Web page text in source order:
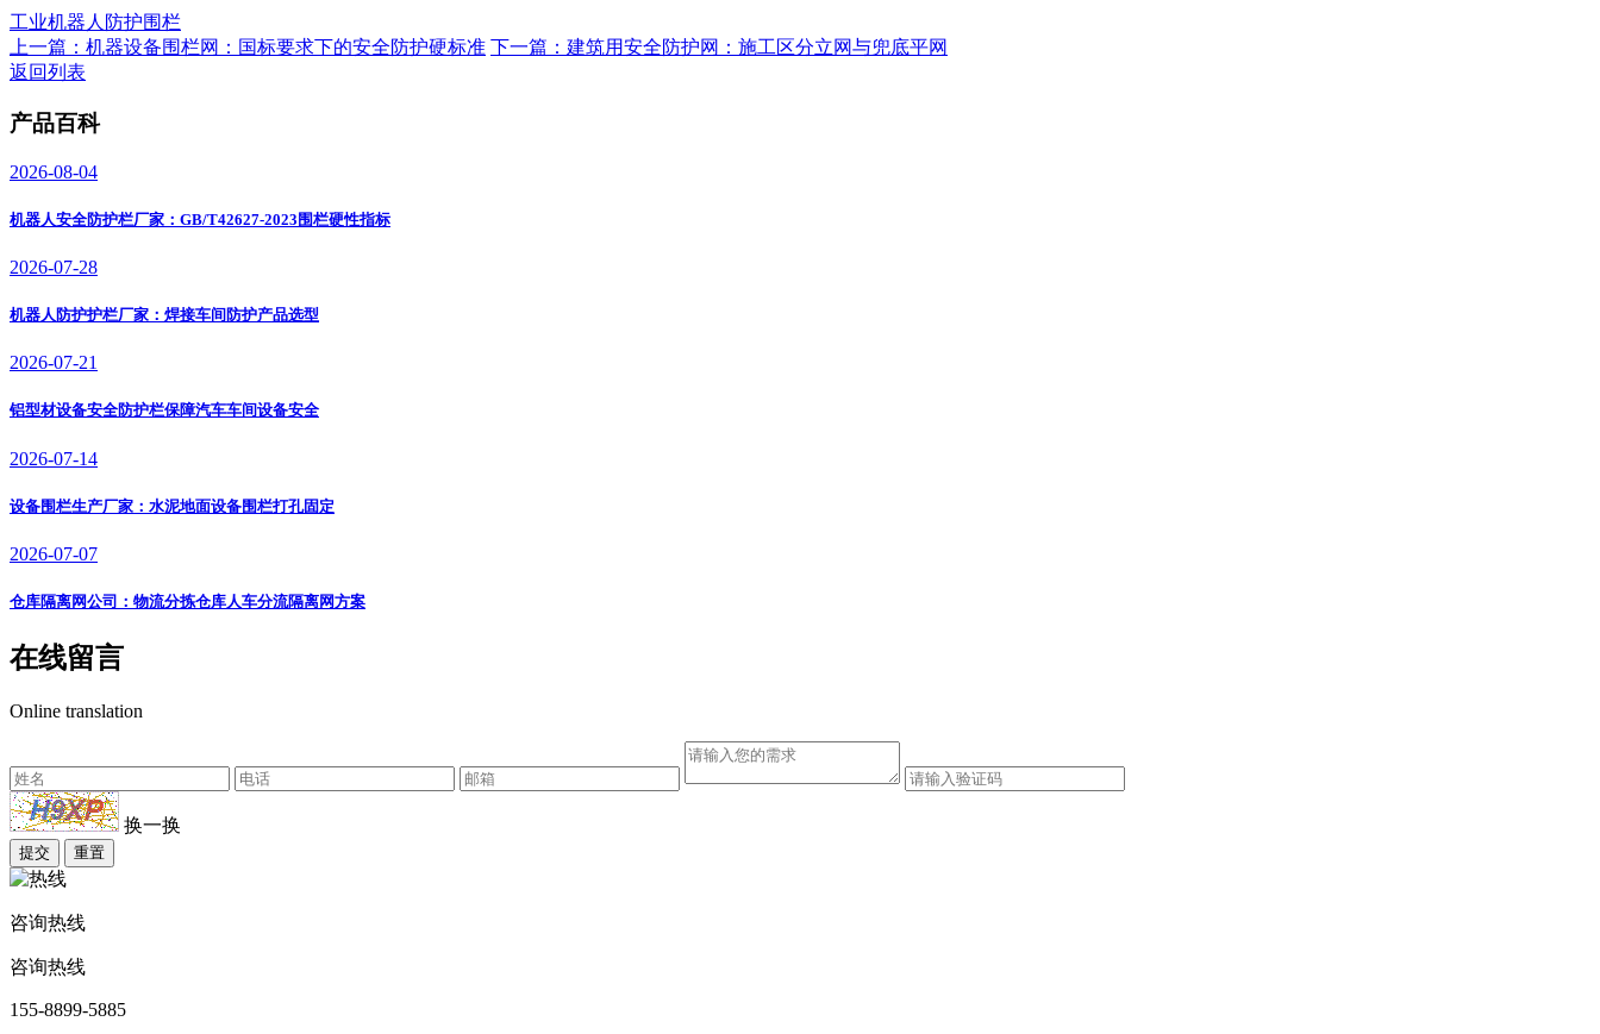
工业机器人防护围栏
上一篇：机器设备围栏网：国标要求下的安全防护硬标准 下一篇：建筑用安全防护网：施工区分立网与兜底平网
返回列表
产品百科
2026-08-04
机器人安全防护栏厂家：GB/T42627-2023围栏硬性指标
2026-07-28
机器人防护护栏厂家：焊接车间防护产品选型
2026-07-21
铝型材设备安全防护栏保障汽车车间设备安全
2026-07-14
设备围栏生产厂家：水泥地面设备围栏打孔固定
2026-07-07
仓库隔离网公司：物流分拣仓库人车分流隔离网方案
在线留言
Online translation
换一换
提交 重置
咨询热线
咨询热线
155-8899-5885